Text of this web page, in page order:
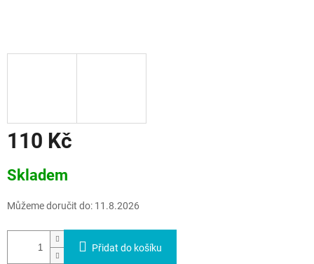
110 Kč
cena:
Skladem
Můžeme doručit do: 11.8.2026
Přidat do košíku